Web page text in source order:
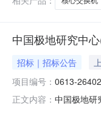
中国极地研究中
招标｜招标公告
项目编号： 0613-
正文内容： 中国极地研